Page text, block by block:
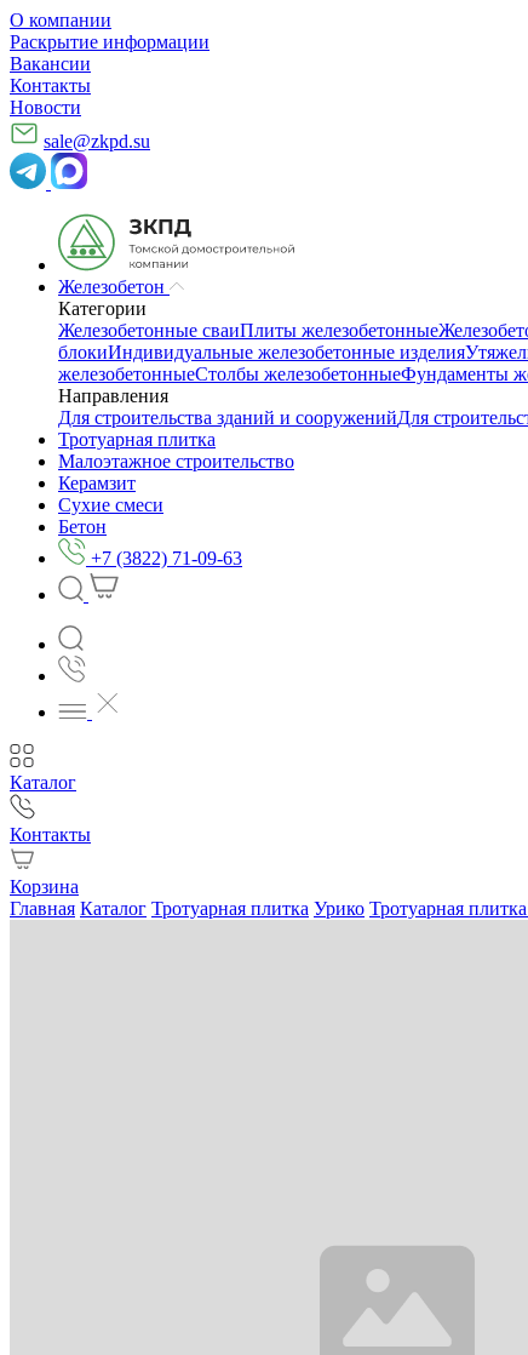
О компании
Раскрытие информации
Вакансии
Контакты
Новости
sale@zkpd.su
Железобетон
Категории
Железобетонные сваиПлиты железобетонные
блокиИндивидуальные железобетонные изделия
железобетонныеСтолбы железобетонныеФундаменты
Направления
Для строительства зданий и сооруженийДля
Тротуарная плитка
Малоэтажное строительство
Керамзит
Сухие смеси
Бетон
+7 (3822) 71-09-63
Каталог
Контакты
Корзина
Главная Каталог Тротуарная плитка Урико Тротуарная